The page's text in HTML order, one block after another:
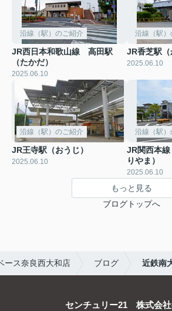
沿線（駅）のご紹介
JR西日本和歌山線 高田駅
（たかだ）
2025.06.10
沿線（駅）
JR香芝駅（
2025.06.10
沿線（駅）のご紹介
JR王寺駅（おうじ）
2025.06.10
沿線（駅）
JR関西本
りやま）
2025.06.10
もっと見る
ブログトップへ
ース奈良西大和店 ブログ 近鉄南
センチュリー21 株式会社